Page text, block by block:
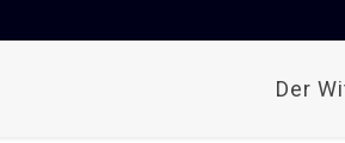
Der